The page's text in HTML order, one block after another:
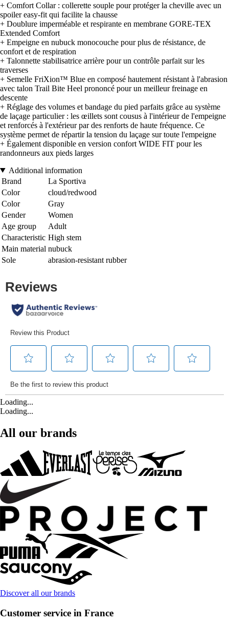
+ Comfort Collar : collerette souple pour protéger la cheville avec un
spoiler easy-fit qui facilite la chausse
+ Doublure imperméable et respirante en membrane GORE-TEX
Extended Comfort
+ Empeigne en nubuck monocouche pour plus de résistance, de
confort et de respiration
+ Talonnette stabilisatrice arrière pour un contrôle parfait sur les
traverses
+ Semelle FriXion™ Blue en composé hautement résistant à l'abrasion
avec talon Trail Bite Heel prononcé pour un meilleur freinage en
descente
+ Réglage des volumes et bandage du pied parfaits grâce au système
de laçage particulier : les œillets sont cousus à l'intérieur de l'empeigne
et renforcés à l'extérieur par des renforts de haute fréquence. Ce
système permet de répartir la tension du laçage sur toute l'empeigne
+ Également disponible en version confort WIDE FIT pour les
randonneurs aux pieds larges
Additional information
Brand
La Sportiva
Color
cloud/redwood
Color
Gray
Gender
Women
Age group
Adult
Characteristic High stem
Main material nubuck
Sole
abrasion-resistant rubber
Loading...
Loading...
All our brands
Discover all our brands
Customer service in France